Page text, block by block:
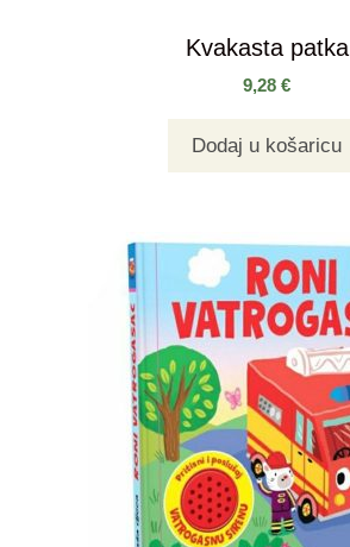
Kvakasta patka
9,28 €
Dodaj u košaricu